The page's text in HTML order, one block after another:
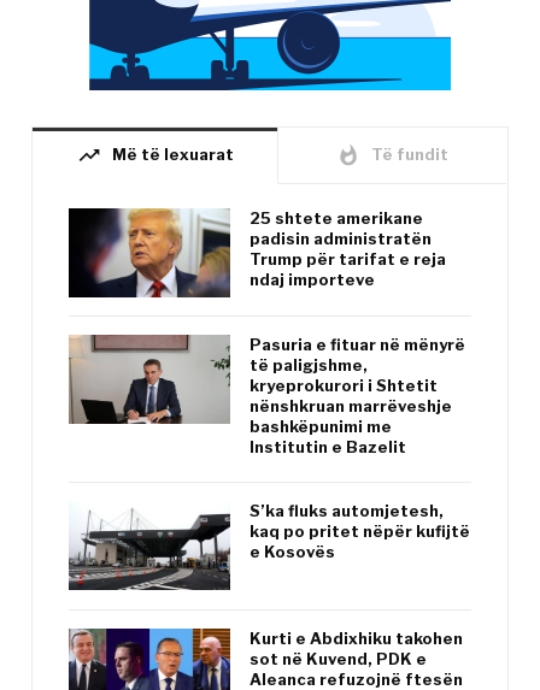
trending_up Më të lexuarat whatshot Të fundit
25 shtete amerikane
padisin administratën
Trump për tarifat e reja
ndaj importeve
Pasuria e fituar në mënyrë
të paligjshme,
kryeprokurori i Shtetit
nënshkruan marrëveshje
bashkëpunimi me
Institutin e Bazelit
S’ka fluks automjetesh,
kaq po pritet nëpër kufijtë
e Kosovës
Kurti e Abdixhiku takohen
sot në Kuvend, PDK e
Aleanca refuzojnë ftesën